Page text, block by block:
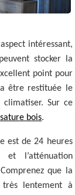
intéressant,
stocker la
point pour
être restituée le
climatiser. Sur ce
bois.
est de 24 heures
l’atténuation
que la
lentement à